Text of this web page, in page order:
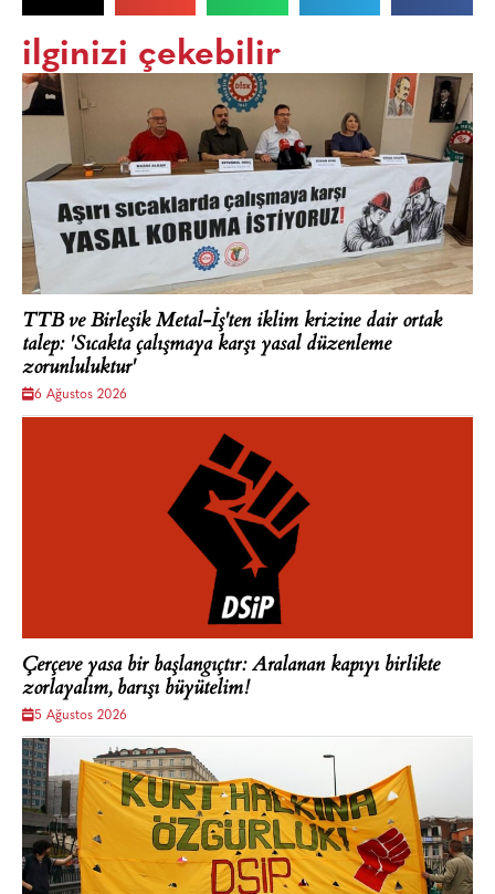
ilginizi çekebilir
TTB ve Birleşik Metal-İş'ten iklim krizine dair ortak
talep: 'Sıcakta çalışmaya karşı yasal düzenleme
zorunluluktur'
6 Ağustos 2026
Çerçeve yasa bir başlangıçtır: Aralanan kapıyı birlikte
zorlayalım, barışı büyütelim!
5 Ağustos 2026